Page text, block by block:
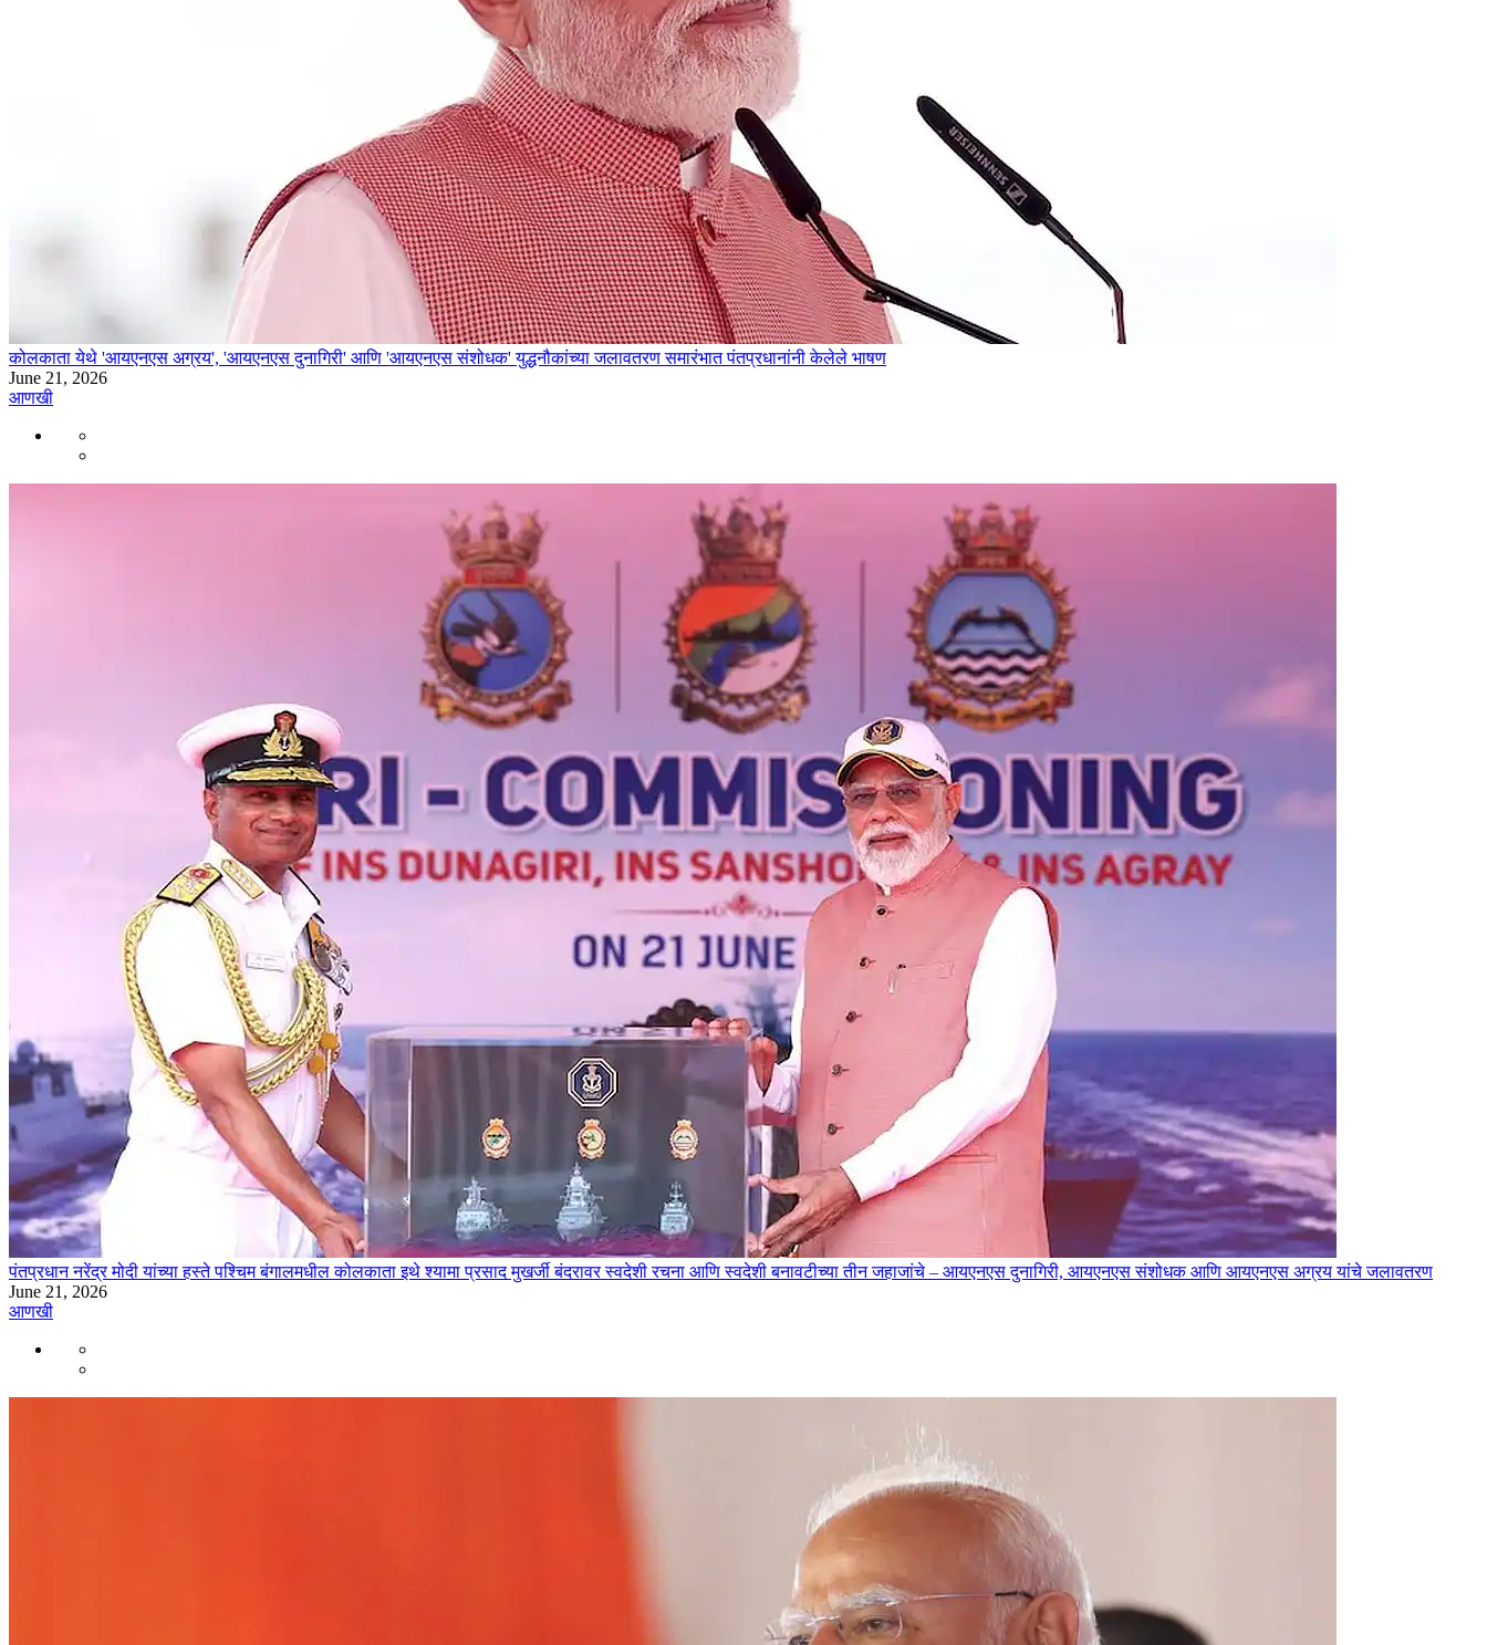
कोलकाता येथे 'आयएनएस अग्रय', 'आयएनएस दुनागिरी' आणि 'आयएनएस संशोधक' युद्धनौकांच्या जलावतरण समारंभात पंतप्रधानांनी केलेले भाषण
June 21, 2026
आणखी
पंतप्रधान नरेंद्र मोदी यांच्या हस्ते पश्चिम बंगालमधील कोलकाता इथे श्यामा प्रसाद मुखर्जी बंदरावर स्वदेशी रचना आणि स्वदेशी बनावटीच्या तीन जहाजांचे – आयएनएस दुनागिरी, आयएनएस संशोधक आणि आयएनएस अग्रय यांचे जलावतरण
June 21, 2026
आणखी